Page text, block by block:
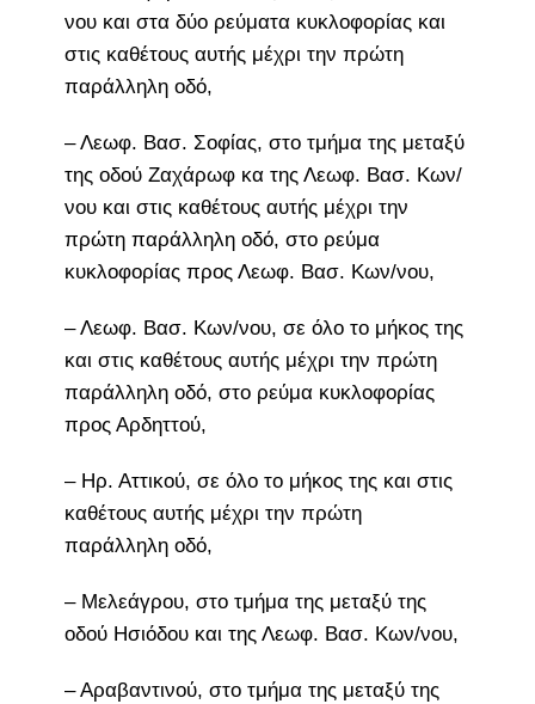
νου και στα δύο ρεύματα κυκλοφορίας και
στις καθέτους αυτής μέχρι την πρώτη
παράλληλη οδό,
– Λεωφ. Βασ. Σοφίας, στο τμήμα της μεταξύ
της οδού Ζαχάρωφ κα της Λεωφ. Βασ. Κων/
νου και στις καθέτους αυτής μέχρι την
πρώτη παράλληλη οδό, στο ρεύμα
κυκλοφορίας προς Λεωφ. Βασ. Κων/νου,
– Λεωφ. Βασ. Κων/νου, σε όλο το μήκος της
και στις καθέτους αυτής μέχρι την πρώτη
παράλληλη οδό, στο ρεύμα κυκλοφορίας
προς Αρδηττού,
– Ηρ. Αττικού, σε όλο το μήκος της και στις
καθέτους αυτής μέχρι την πρώτη
παράλληλη οδό,
– Μελεάγρου, στο τμήμα της μεταξύ της
οδού Ησιόδου και της Λεωφ. Βασ. Κων/νου,
– Αραβαντινού, στο τμήμα της μεταξύ της